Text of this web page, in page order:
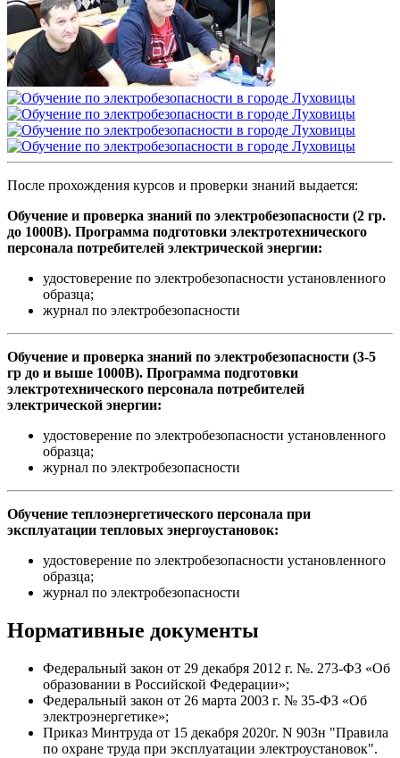
После прохождения курсов и проверки знаний выдается:
Обучение и проверка знаний по электробезопасности (2 гр.
до 1000В). Программа подготовки электротехнического
персонала потребителей электрической энергии:
удостоверение по электробезопасности установленного
образца;
журнал по электробезопасности
Обучение и проверка знаний по электробезопасности (3-5
гр до и выше 1000В). Программа подготовки
электротехнического персонала потребителей
электрической энергии:
удостоверение по электробезопасности установленного
образца;
журнал по электробезопасности
Обучение теплоэнергетического персонала при
эксплуатации тепловых энергоустановок:
удостоверение по электробезопасности установленного
образца;
журнал по электробезопасности
Нормативные документы
Федеральный закон от 29 декабря 2012 г. №. 273-ФЗ «Об
образовании в Российской Федерации»;
Федеральный закон от 26 марта 2003 г. № 35-ФЗ «Об
электроэнергетике»;
Приказ Минтруда от 15 декабря 2020г. N 903н "Правила
по охране труда при эксплуатации электроустановок".